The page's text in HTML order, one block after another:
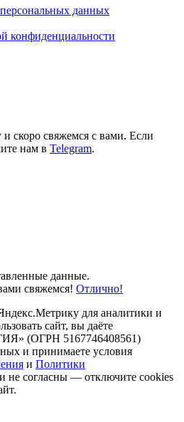
данных
конфиденциальности
скоро свяжемся с вами. Если
нам в Telegram.
данные.
свяжемся! Отлично!
для аналитики и
сайт, вы даёте
(ОГРН 5167746408561)
и принимаете условия
и Политики
не согласны — отключите cookies